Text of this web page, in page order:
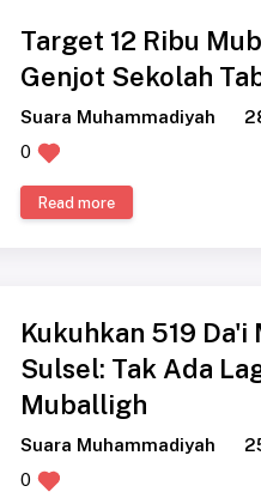
Target 12 Ribu
Genjot Sekolah
Suara Muhammadiyah
0
Read more
Kukuhkan 519 Da'i
Sulsel: Tak Ada
Muballigh
Suara Muhammadiyah
0